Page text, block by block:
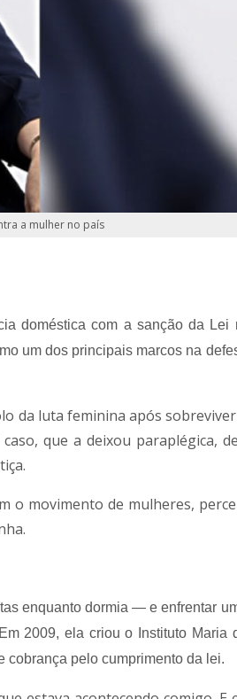
a mulher no país
doméstica com a sanção da Lei
um dos principais marcos na
da luta feminina após
que a deixou paraplégica,
o movimento de mulheres,
enquanto dormia — e enfrentar
2009, ela criou o Instituto Maria
cobrança pelo cumprimento da lei.